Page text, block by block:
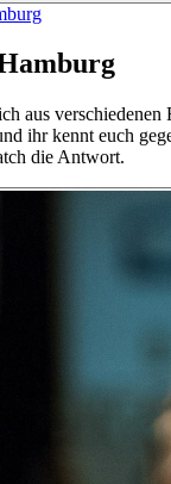
aus verschiedenen
ihr kennt euch
die Antwort.